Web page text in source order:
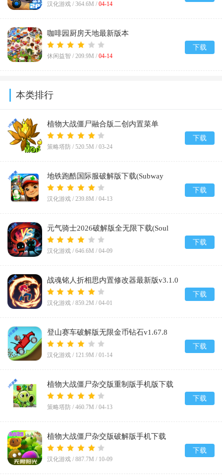
汉化游戏 / 364.6M / 04-14
咖啡园厨房天地最新版本
(Cafeland)v2.70.2
休闲益智 / 209.9M / 04-14
下载
本类排行
植物大战僵尸融合版二创内置菜单
(PlantsVsZombiesRH-Mod)v3.5
策略塔防 / 520.5M / 03-24
下载
地铁跑酷国际服破解版下载(Subway
Surf)v3.61.1
汉化游戏 / 239.8M / 04-13
下载
元气骑士2026破解版全无限下载(Soul
Knight)v8.1.0
汉化游戏 / 646.6M / 04-09
下载
战魂铭人折相思内置修改器最新版v3.1.0
汉化游戏 / 859.2M / 04-01
下载
登山赛车破解版无限金币钻石v1.67.8
汉化游戏 / 121.9M / 01-14
下载
植物大战僵尸杂交版重制版手机版下载
v0.19.1.0
策略塔防 / 460.7M / 04-13
下载
植物大战僵尸杂交版破解版手机下载
(Plants vs Zombies Super Hybrid)v3.12
汉化游戏 / 887.7M / 10-09
下载